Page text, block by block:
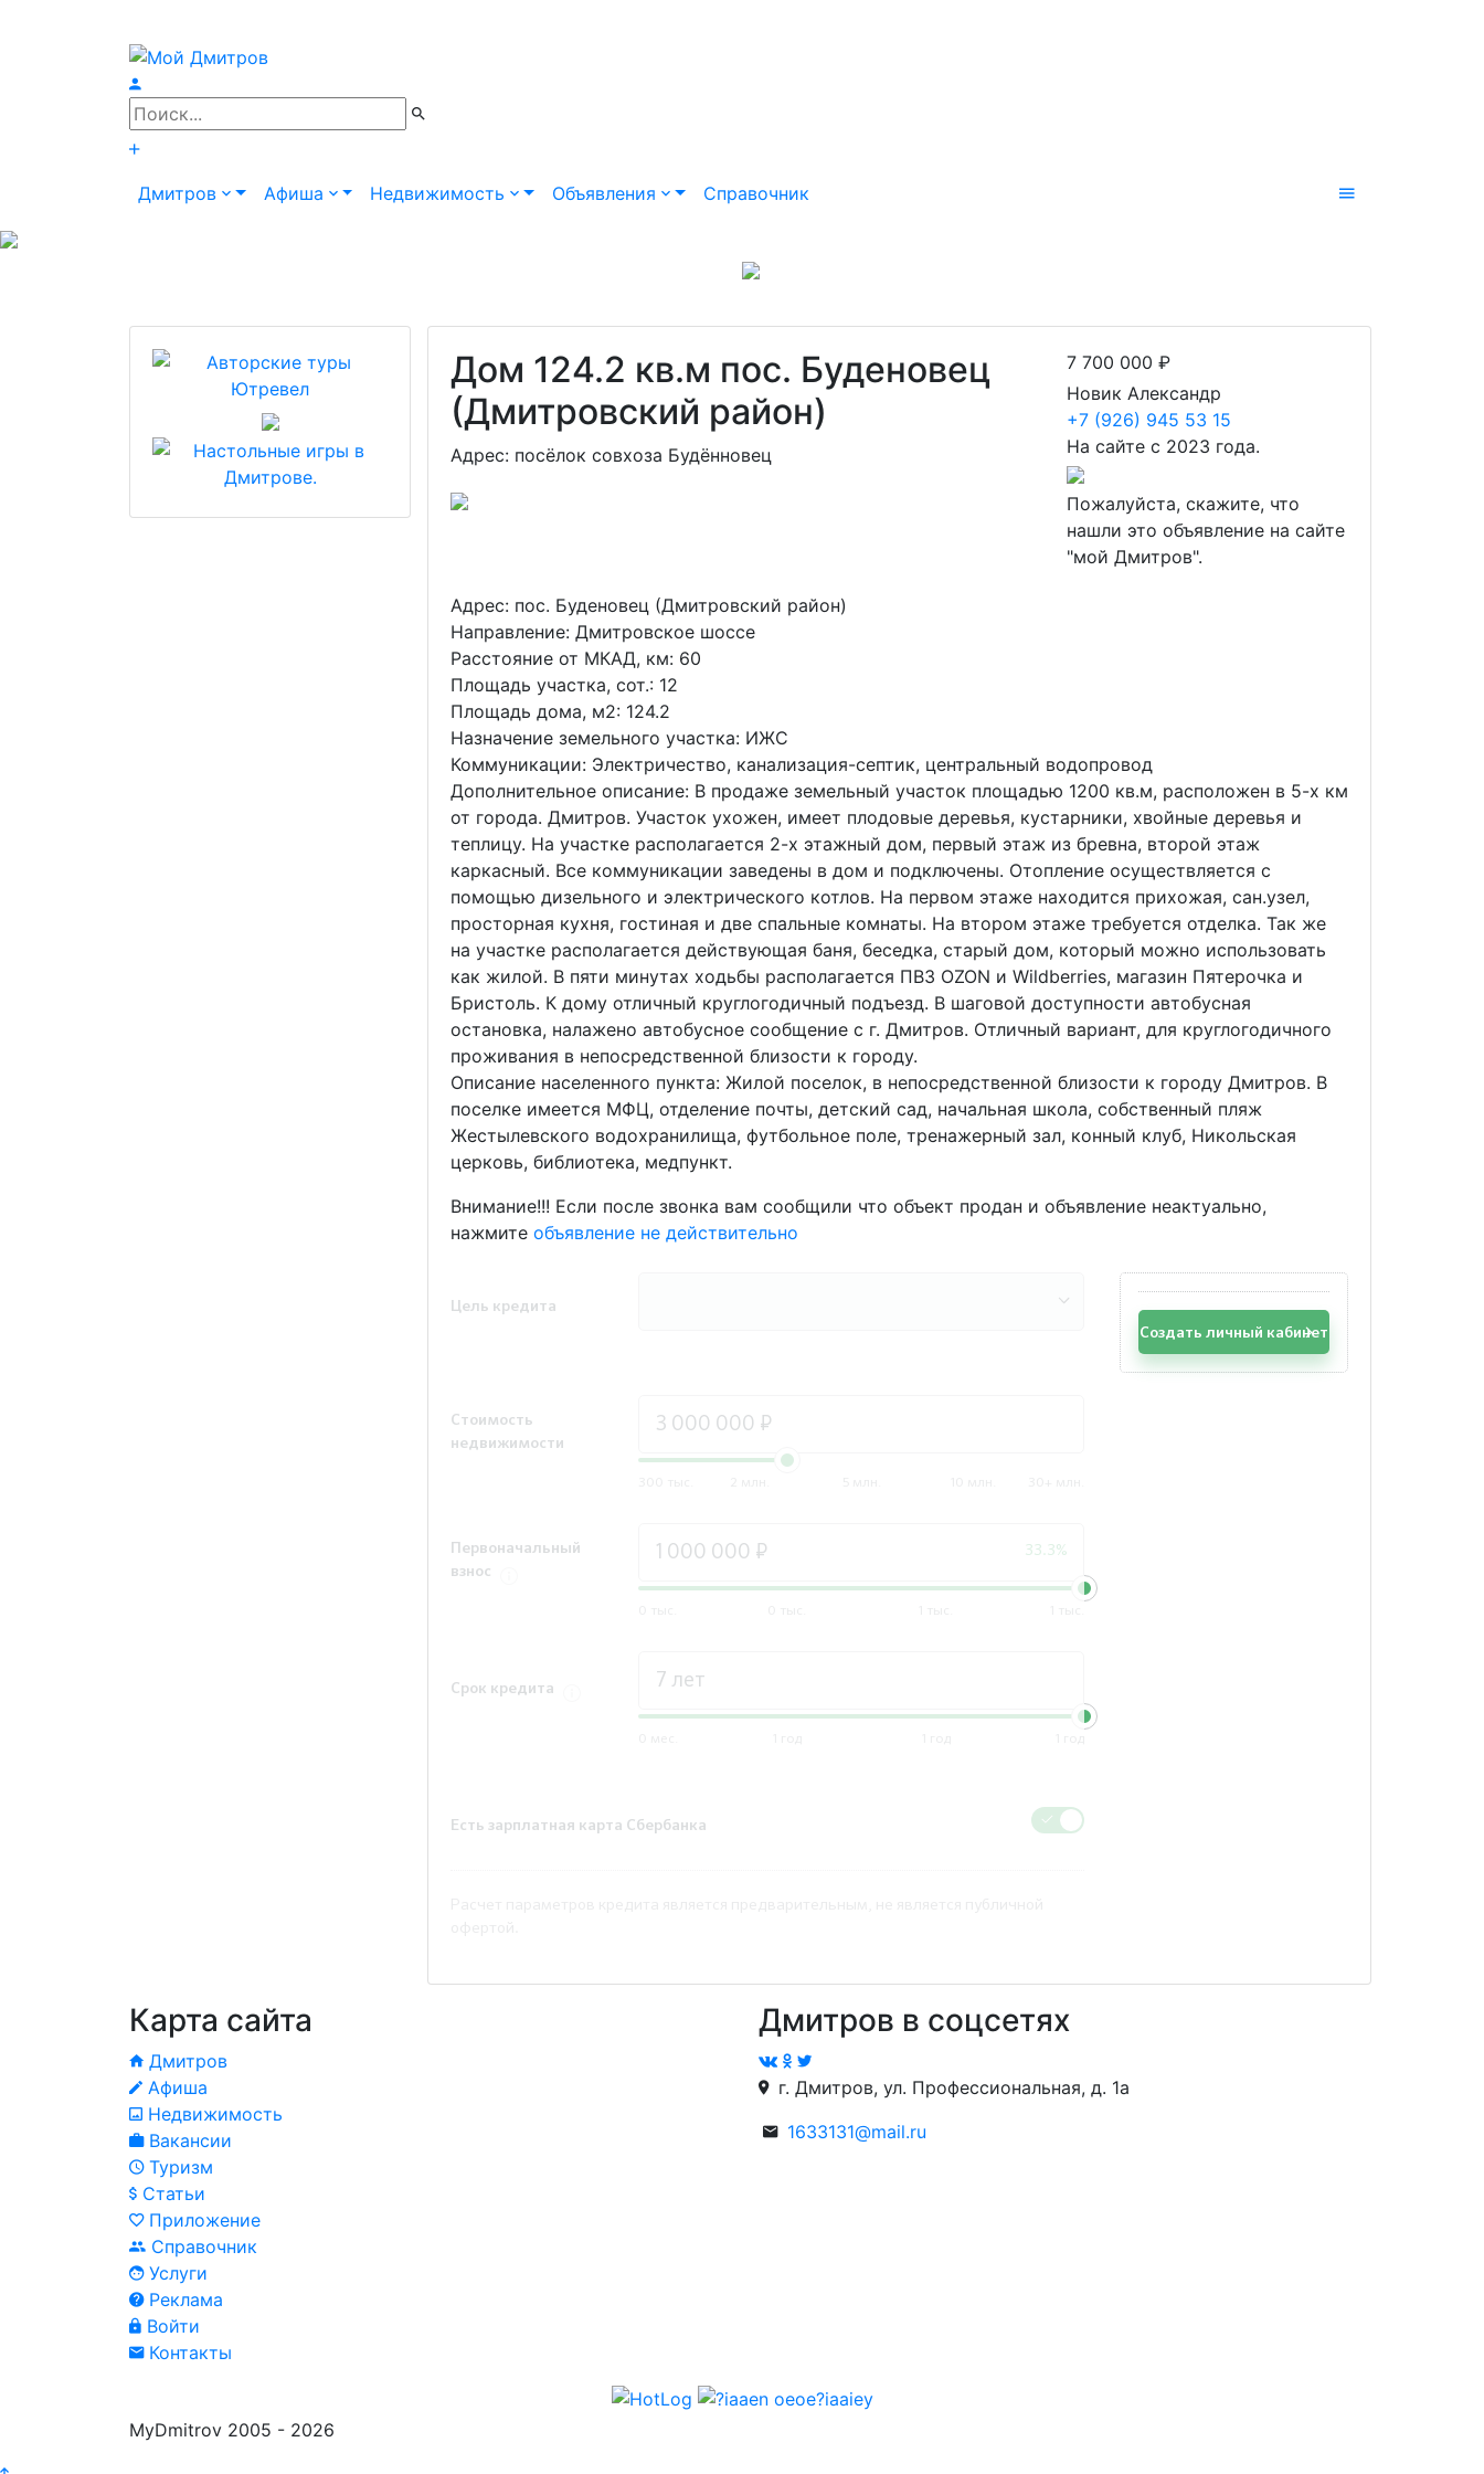
Дмитров Афиша Недвижимость Объявления Справочник
Дом 124.2 кв.м пос. Буденовец
(Дмитровский район)
Адрес: посёлок совхоза Будённовец
7 700 000 ₽
Новик Александр
+7 (926) 945 53 15
На сайте с 2023 года.
Пожалуйста, скажите, что
нашли это объявление на сайте
"мой Дмитров".
Адрес: пос. Буденовец (Дмитровский район)
Направление: Дмитровское шоссе
Расстояние от МКАД, км: 60
Площадь участка, сот.: 12
Площадь дома, м2: 124.2
Назначение земельного участка: ИЖС
Коммуникации: Электричество, канализация-септик, центральный водопровод
Дополнительное описание: В продаже земельный участок площадью 1200 кв.м, расположен в 5-х км
от города. Дмитров. Участок ухожен, имеет плодовые деревья, кустарники, хвойные деревья и
теплицу. На участке располагается 2-х этажный дом, первый этаж из бревна, второй этаж
каркасный. Все коммуникации заведены в дом и подключены. Отопление осуществляется с
помощью дизельного и электрического котлов. На первом этаже находится прихожая, сан.узел,
просторная кухня, гостиная и две спальные комнаты. На втором этаже требуется отделка. Так же
на участке располагается действующая баня, беседка, старый дом, который можно использовать
как жилой. В пяти минутах ходьбы располагается ПВЗ OZON и Wildberries, магазин Пятерочка и
Бристоль. К дому отличный круглогодичный подъезд. В шаговой доступности автобусная
остановка, налажено автобусное сообщение с г. Дмитров. Отличный вариант, для круглогодичного
проживания в непосредственной близости к городу.
Описание населенного пункта: Жилой поселок, в непосредственной близости к городу Дмитров. В
поселке имеется МФЦ, отделение почты, детский сад, начальная школа, собственный пляж
Жестылевского водохранилища, футбольное поле, тренажерный зал, конный клуб, Никольская
церковь, библиотека, медпункт.
Внимание!!! Если после звонка вам сообщили что объект продан и объявление неактуально,
нажмите объявление не действительно
Цель кредита
Стоимость
недвижимости
Первоначальный
взнос
33.3%
Срок кредита
Есть зарплатная карта Сбербанка
Создать личный кабинет
Карта сайта
Дмитров
Афиша
Недвижимость
Вакансии
Туризм
Статьи
Приложение
Справочник
Услуги
Реклама
Войти
Контакты
Дмитров в соцсетях
г. Дмитров, ул. Профессиональная, д. 1а
1633131@mail.ru
MyDmitrov 2005 - 2026